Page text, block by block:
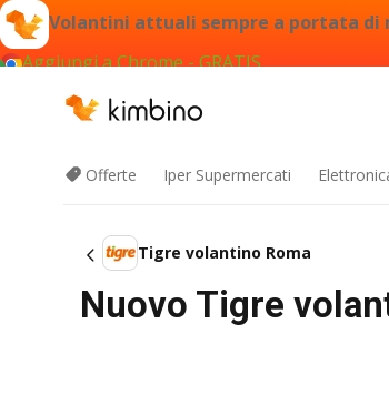
Volantini attuali sempre a portata di
Aggiungi a Chrome - GRATIS
Offerte Iper Supermercati
Tigre volantino Roma
Nuovo Tigre